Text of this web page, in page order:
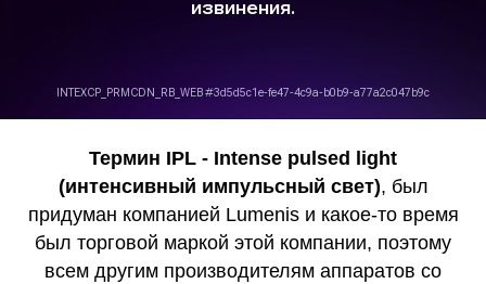
Термин IPL - Intense pulsed light
(интенсивный импульсный свет), был
придуман компанией Lumenis и какое-то время
был торговой маркой этой компании, поэтому
всем другим производителям аппаратов со